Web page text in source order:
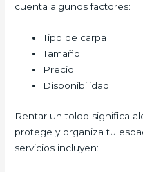
cuenta algunos factores:
Tipo de carpa
Tamaño
Precio
Disponibilidad
Rentar un toldo significa
protege y organiza tu
servicios incluyen: